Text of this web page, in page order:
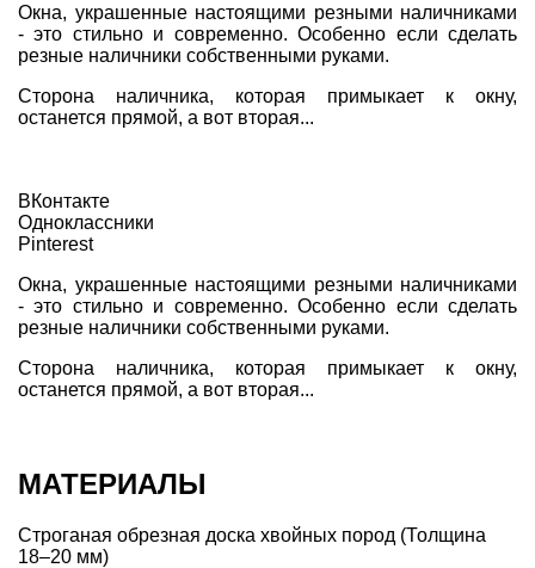
Окна, украшенные настоящими резными наличниками
- это стильно и современно. Особенно если сделать
резные наличники собственными руками.
Сторона наличника, которая примыкает к окну,
останется прямой, а вот вторая...
ВКонтакте
Одноклассники
Pinterest
Окна, украшенные настоящими резными наличниками
- это стильно и современно. Особенно если сделать
резные наличники собственными руками.
Сторона наличника, которая примыкает к окну,
останется прямой, а вот вторая...
МАТЕРИАЛЫ
Строганая обрезная доска хвойных пород (Толщина
18–20 мм)